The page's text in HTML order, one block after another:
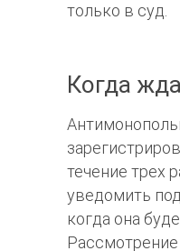
только в суд.
Когда
течение трех
уведомить
когда она